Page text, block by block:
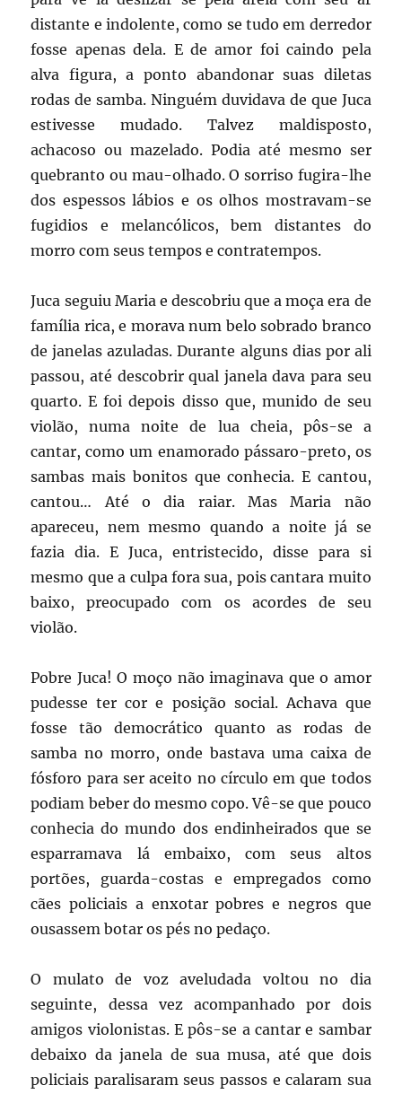
distante e indolente, como se tudo em derredor
fosse apenas dela. E de amor foi caindo pela
alva figura, a ponto abandonar suas diletas
rodas de samba. Ninguém duvidava de que Juca
estivesse mudado. Talvez maldisposto,
achacoso ou mazelado. Podia até mesmo ser
quebranto ou mau-olhado. O sorriso fugira-lhe
dos espessos lábios e os olhos mostravam-se
fugidios e melancólicos, bem distantes do
morro com seus tempos e contratempos.
Juca seguiu Maria e descobriu que a moça era de
família rica, e morava num belo sobrado branco
de janelas azuladas. Durante alguns dias por ali
passou, até descobrir qual janela dava para seu
quarto. E foi depois disso que, munido de seu
violão, numa noite de lua cheia, pôs-se a
cantar, como um enamorado pássaro-preto, os
sambas mais bonitos que conhecia. E cantou,
cantou… Até o dia raiar. Mas Maria não
apareceu, nem mesmo quando a noite já se
fazia dia. E Juca, entristecido, disse para si
mesmo que a culpa fora sua, pois cantara muito
baixo, preocupado com os acordes de seu
violão.
Pobre Juca! O moço não imaginava que o amor
pudesse ter cor e posição social. Achava que
fosse tão democrático quanto as rodas de
samba no morro, onde bastava uma caixa de
fósforo para ser aceito no círculo em que todos
podiam beber do mesmo copo. Vê-se que pouco
conhecia do mundo dos endinheirados que se
esparramava lá embaixo, com seus altos
portões, guarda-costas e empregados como
cães policiais a enxotar pobres e negros que
ousassem botar os pés no pedaço.
O mulato de voz aveludada voltou no dia
seguinte, dessa vez acompanhado por dois
amigos violonistas. E pôs-se a cantar e sambar
debaixo da janela de sua musa, até que dois
policiais paralisaram seus passos e calaram sua